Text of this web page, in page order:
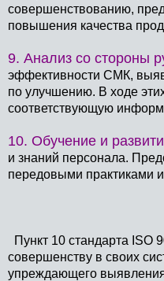
совершенствованию,
повышения качества
9. Анализ со стороны
эффективности СМК,
по улучшению. В ходе
соответствующую
10. Обучение и
и знаний персонала.
передовыми практиками
Пункт 10 стандарта ISO
совершенству в своих
упреждающего